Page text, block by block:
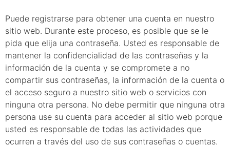
Puede registrarse para obtener una cuenta en nuestro
sitio web. Durante este proceso, es posible que se le
pida que elija una contraseña. Usted es responsable de
mantener la confidencialidad de las contraseñas y la
información de la cuenta y se compromete a no
compartir sus contraseñas, la información de la cuenta o
el acceso seguro a nuestro sitio web o servicios con
ninguna otra persona. No debe permitir que ninguna otra
persona use su cuenta para acceder al sitio web porque
usted es responsable de todas las actividades que
ocurren a través del uso de sus contraseñas o cuentas.